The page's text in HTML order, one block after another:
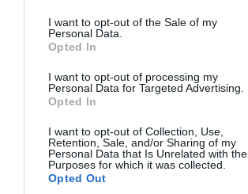
I want to opt-out of the Sale of my
Personal Data.
Opted In
I want to opt-out of processing my
Personal Data for Targeted Advertising.
Opted In
I want to opt-out of Collection, Use,
Retention, Sale, and/or Sharing of my
Personal Data that Is Unrelated with the
Purposes for which it was collected.
Opted Out
Γροιλανδία
Ελλάδα
Ελβετία
Βραζιλία